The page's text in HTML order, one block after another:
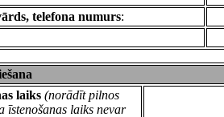
telefona numurs:
laiks (norādīt pilnos
īstenošanas laiks nevar